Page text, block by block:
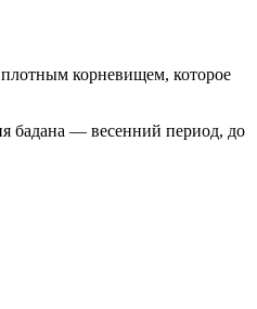
плотным корневищем, которое
бадана — весенний период, до